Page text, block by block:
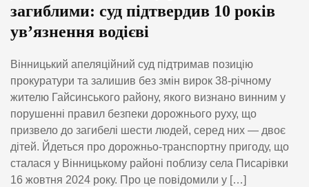
загиблими: суд підтвердив 10 років
ув’язнення водієві
Вінницький апеляційний суд підтримав позицію
прокуратури та залишив без змін вирок 38-річному
жителю Гайсинського району, якого визнано винним у
порушенні правил безпеки дорожнього руху, що
призвело до загибелі шести людей, серед них — двоє
дітей. Йдеться про дорожньо-транспортну пригоду, що
сталася у Вінницькому районі поблизу села Писарівки
16 жовтня 2024 року. Про це повідомили у […]